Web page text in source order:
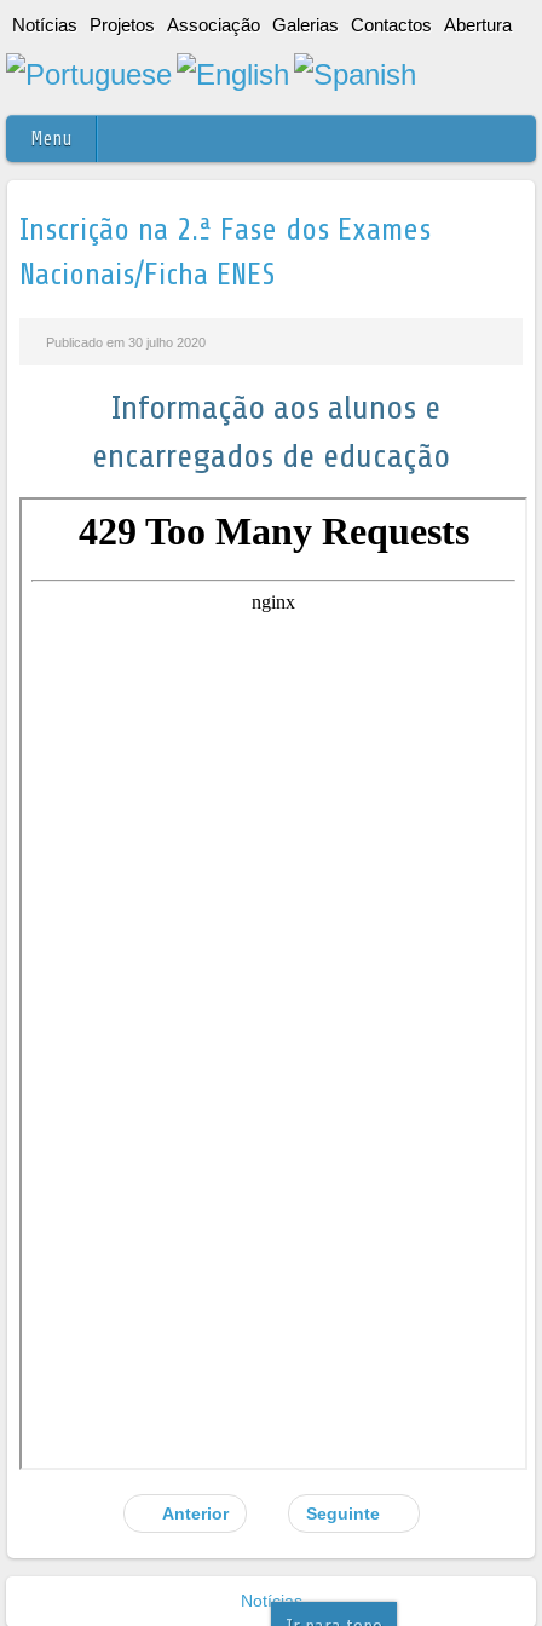
Notícias Projetos Associação Galerias Contactos Abertura
Menu
Inscrição na 2.ª Fase dos Exames
Nacionais/Ficha ENES
Publicado em 30 julho 2020
Informação aos alunos e
encarregados de educação
Anterior Seguinte
Notícias